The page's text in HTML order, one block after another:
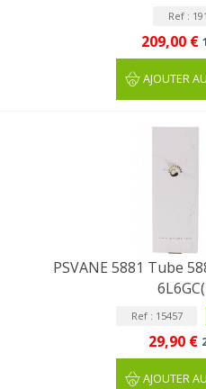
Ref :
209,00 €
AJOUTER
PSVANE 5881 Tube
Ref : 15457
29,90 €
AJOUTER